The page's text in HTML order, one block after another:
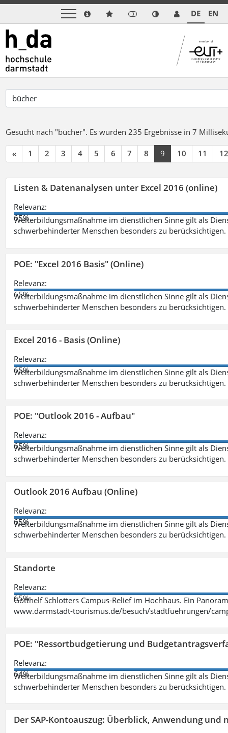
DE EN
Gesucht nach "bücher". Es wurden 235 Ergebnisse in 7
« 1 2 3 4 5 6 7 8 9 10 11 12
Listen & Datenanalysen unter Excel 2016 (online)
Relevanz:
65%
Weiterbildungsmaßnahme im dienstlichen Sinne gilt als
schwerbehinderter Menschen besonders zu berücksichtigen.
POE: "Excel 2016 Basis" (Online)
Relevanz:
65%
Weiterbildungsmaßnahme im dienstlichen Sinne gilt als
schwerbehinderter Menschen besonders zu berücksichtigen.
Excel 2016 - Basis (Online)
Relevanz:
65%
Weiterbildungsmaßnahme im dienstlichen Sinne gilt als
schwerbehinderter Menschen besonders zu berücksichtigen.
POE: "Outlook 2016 - Aufbau"
Relevanz:
65%
Weiterbildungsmaßnahme im dienstlichen Sinne gilt als
schwerbehinderter Menschen besonders zu berücksichtigen.
Outlook 2016 Aufbau (Online)
Relevanz:
65%
Weiterbildungsmaßnahme im dienstlichen Sinne gilt als
schwerbehinderter Menschen besonders zu berücksichtigen.
Standorte
Relevanz:
65%
Gotthelf Schlotters Campus-Relief im Hochhaus. Ein
www.darmstadt-tourismus.de/besuch/stadtfuehrungen/
POE: "Ressortbudgetierung und
Relevanz:
64%
Weiterbildungsmaßnahme im dienstlichen Sinne gilt als
schwerbehinderter Menschen besonders zu berücksichtigen.
Der SAP-Kontoauszug: Überblick, Anwendung